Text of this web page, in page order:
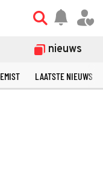
nieuws
LAATSTE NIEUWS